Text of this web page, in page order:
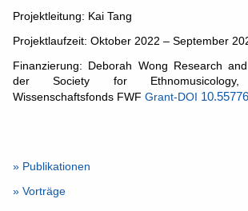
Projektleitung: Kai Tang
Projektlaufzeit: Oktober 2022 – September
Finanzierung: Deborah Wong Research
der Society for Ethnomusicology,
Wissenschaftsfonds FWF Grant-DOI
» Publikationen
» Vorträge